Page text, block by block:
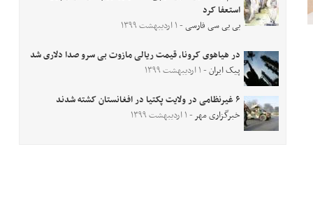
استعفا کرد
بی بی سی فارسی- ۱ اردیبهشت ۱۳۹۹
در هیاهوی کرونا، قیمت ریالی مازوت بی سرو صدا دلاری شد
پیک ایران- ۱ اردیبهشت ۱۳۹۹
۶ غیرنظامی در ولایت پکتیا در افغانستان کشته شدند
خبرگزاری مهر- ۱ اردیبهشت ۱۳۹۹